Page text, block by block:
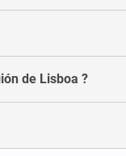
de Lisboa ?